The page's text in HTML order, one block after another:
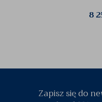
8
Zapisz się do